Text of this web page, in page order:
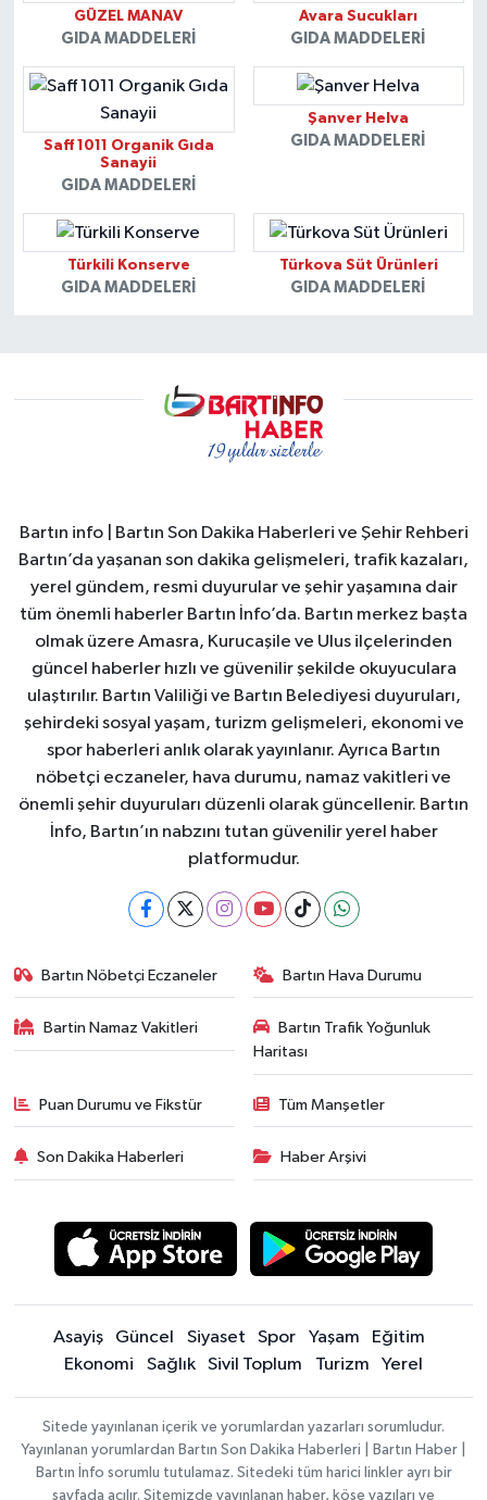
GÜZEL MANAV
GIDA MADDELERI
Avara Sucukları
GIDA MADDELERI
Saff 1011 Organik Gıda
Sanayii
GIDA MADDELERI
Şanver Helva
GIDA MADDELERI
Türkili Konserve
GIDA MADDELERI
Türkova Süt Ürünleri
GIDA MADDELERI
Bartın info | Bartın Son Dakika Haberleri ve Şehir Rehberi
Bartın’da yaşanan son dakika gelişmeleri, trafik kazaları,
yerel gündem, resmi duyurular ve şehir yaşamına dair
tüm önemli haberler Bartın İnfo’da. Bartın merkez başta
olmak üzere Amasra, Kurucaşile ve Ulus ilçelerinden
güncel haberler hızlı ve güvenilir şekilde okuyuculara
ulaştırılır. Bartın Valiliği ve Bartın Belediyesi duyuruları,
şehirdeki sosyal yaşam, turizm gelişmeleri, ekonomi ve
spor haberleri anlık olarak yayınlanır. Ayrıca Bartın
nöbetçi eczaneler, hava durumu, namaz vakitleri ve
önemli şehir duyuruları düzenli olarak güncellenir. Bartın
İnfo, Bartın’ın nabzını tutan güvenilir yerel haber
platformudur.
Bartın Nöbetçi Eczaneler Bartın Hava Durumu
Bartin Namaz Vakitleri
Bartın Trafik Yoğunluk
Haritası
Puan Durumu ve Fikstür Tüm Manşetler
Son Dakika Haberleri Haber Arşivi
Asayiş Güncel Siyaset Spor Yaşam
Eğitim
Ekonomi
Sağlık Sivil Toplum Turizm Yerel
Sitede yayınlanan içerik ve yorumlardan yazarları sorumludur.
Yayınlanan yorumlardan Bartın Son Dakika Haberleri | Bartın Haber |
Bartın İnfo sorumlu tutulamaz. Sitedeki tüm harici linkler ayrı bir
sayfada açılır. Sitemizde yayınlanan haber, köşe yazıları ve